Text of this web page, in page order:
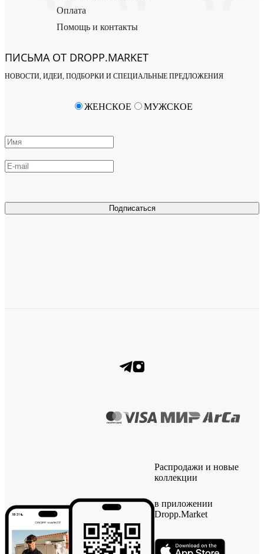
Оплата
Помощь и контакты
ПИСЬМА ОТ DROPP.MARKET
НОВОСТИ, ИДЕИ, ПОДБОРКИ И СПЕЦИАЛЬНЫЕ ПРЕДЛОЖЕНИЯ
Подписаться
ЖЕНСКОЕ МУЖСКОЕ
Распродажи и новые
коллекции
в приложении
Dropp.Market